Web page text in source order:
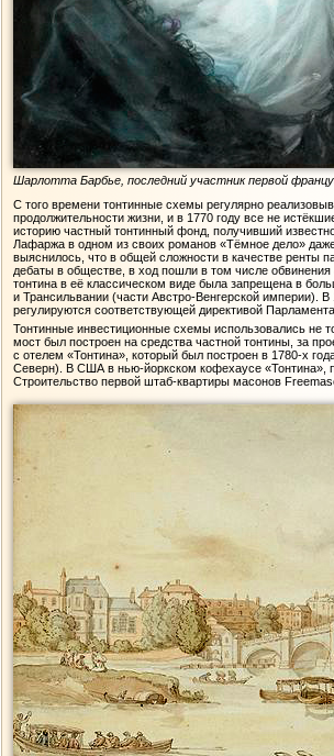
Шарлотта Барбье, последний участник первой
С того времени тонтинные схемы регулярно
продолжительности жизни, и в 1770 году все не
историю частный тонтинный фонд, получивший
Лафаржа в одном из своих романов «Тёмное дело» даже
выяснилось, что в общей сложности в качестве ренты
дебаты в обществе, в ход пошли в том числе
тонтина в её классическом виде была запрещена в
и Трансильвании (части Австро-Венгерской империи).
регулируются соответствующей директивой
Тонтинные инвестиционные схемы использовались не
мост был построен на средства частной тонтины, за
с отелем «Тонтина», который был построен в 1780-х
Северн). В США в нью-йоркском кофехаусе «Тонтина»,
Строительство первой штаб-квартиры масонов